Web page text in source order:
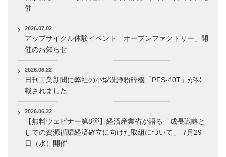
催
2026.07.02
アップサイクル体験イベント「オープンファクトリー」開
催のお知らせ
2026.06.22
日刊工業新聞に弊社の小型洗浄粉砕機「PFS-40T」が掲
載されました
2026.06.22
【無料ウェビナー第8弾】経済産業省が語る「成長戦略と
しての資源循環経済確立に向けた取組について」-7月29
日（水）開催